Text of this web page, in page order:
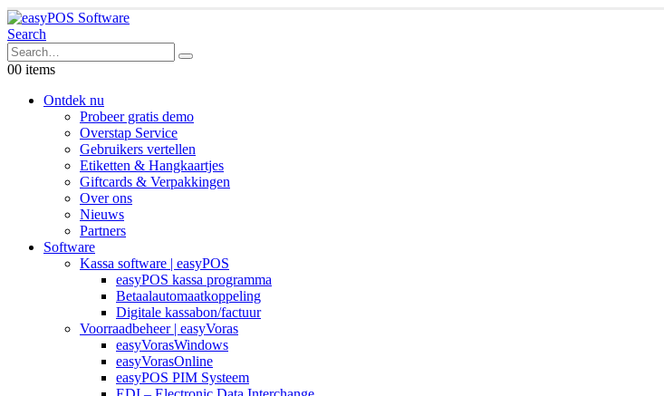
Search
00 items
Ontdek nu
Probeer gratis demo
Overstap Service
Gebruikers vertellen
Etiketten & Hangkaartjes
Giftcards & Verpakkingen
Over ons
Nieuws
Partners
Software
Kassa software | easyPOS
easyPOS kassa programma
Betaalautomaatkoppeling
Digitale kassabon/factuur
Voorraadbeheer | easyVoras
easyVorasWindows
easyVorasOnline
easyPOS PIM Systeem